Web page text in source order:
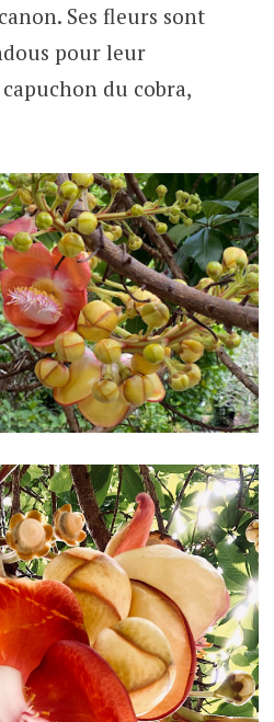
Ses fleurs sont
pour leur
du cobra,